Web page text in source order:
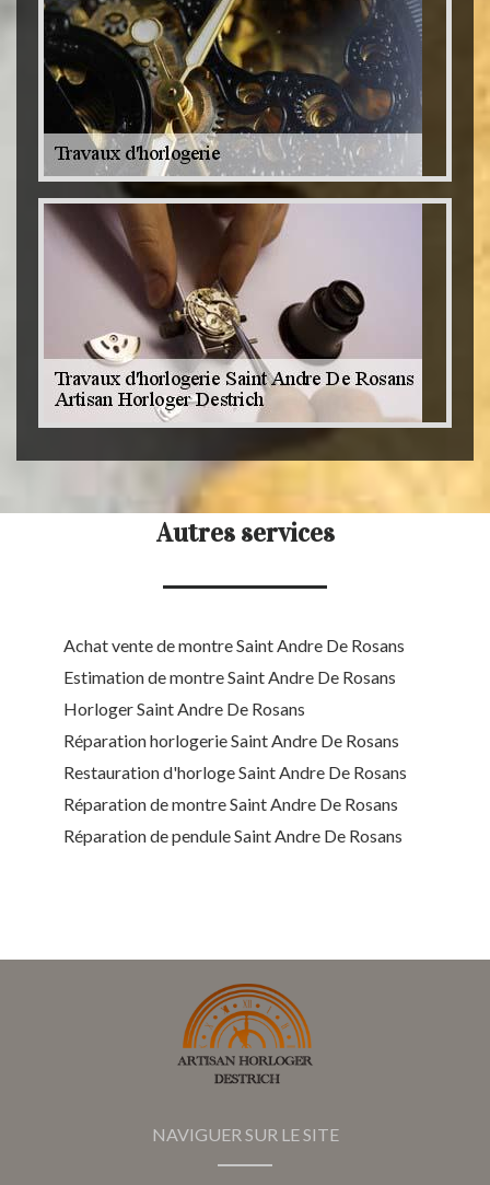
Autres services
Achat vente de montre Saint Andre De Rosans
Estimation de montre Saint Andre De Rosans
Horloger Saint Andre De Rosans
Réparation horlogerie Saint Andre De Rosans
Restauration d'horloge Saint Andre De Rosans
Réparation de montre Saint Andre De Rosans
Réparation de pendule Saint Andre De Rosans
NAVIGUER SUR LE SITE